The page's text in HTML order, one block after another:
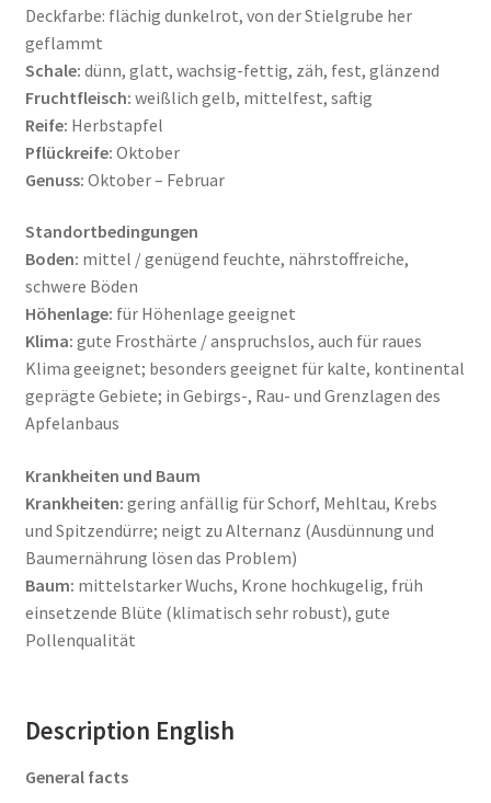
Deckfarbe: flächig dunkelrot, von der Stielgrube her
geflammt
Schale: dünn, glatt, wachsig-fettig, zäh, fest, glänzend
Fruchtfleisch: weißlich gelb, mittelfest, saftig
Reife: Herbstapfel
Pflückreife: Oktober
Genuss: Oktober – Februar
Standortbedingungen
Boden: mittel / genügend feuchte, nährstoffreiche,
schwere Böden
Höhenlage: für Höhenlage geeignet
Klima: gute Frosthärte / anspruchslos, auch für raues
Klima geeignet; besonders geeignet für kalte, kontinental
geprägte Gebiete; in Gebirgs-, Rau- und Grenzlagen des
Apfelanbaus
Krankheiten und Baum
Krankheiten: gering anfällig für Schorf, Mehltau, Krebs
und Spitzendürre; neigt zu Alternanz (Ausdünnung und
Baumernährung lösen das Problem)
Baum: mittelstarker Wuchs, Krone hochkugelig, früh
einsetzende Blüte (klimatisch sehr robust), gute
Pollenqualität
Description English
General facts